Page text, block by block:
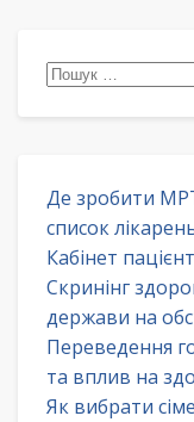
Пошук:
Де зробити
список
Кабінет
Скринінг
держави на
Переведення
та вплив на
Як вибрати